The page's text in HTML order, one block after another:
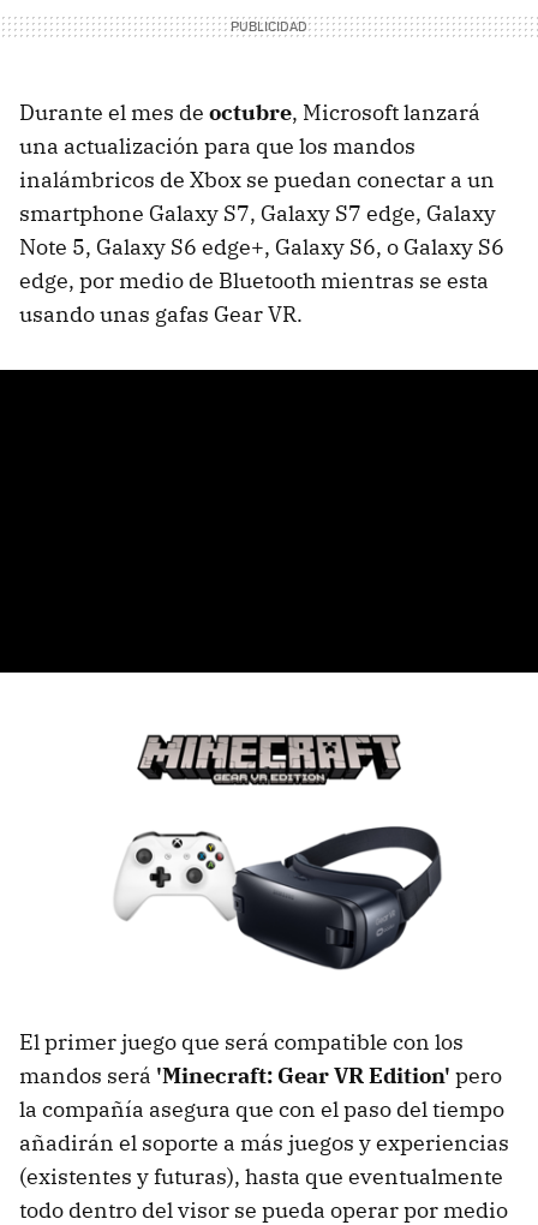
Durante el mes de octubre, Microsoft lanzará
una actualización para que los mandos
inalámbricos de Xbox se puedan conectar a un
smartphone Galaxy S7, Galaxy S7 edge, Galaxy
Note 5, Galaxy S6 edge+, Galaxy S6, o Galaxy S6
edge, por medio de Bluetooth mientras se esta
usando unas gafas Gear VR.
El primer juego que será compatible con los
mandos será 'Minecraft: Gear VR Edition' pero
la compañía asegura que con el paso del tiempo
añadirán el soporte a más juegos y experiencias
(existentes y futuras), hasta que eventualmente
todo dentro del visor se pueda operar por medio